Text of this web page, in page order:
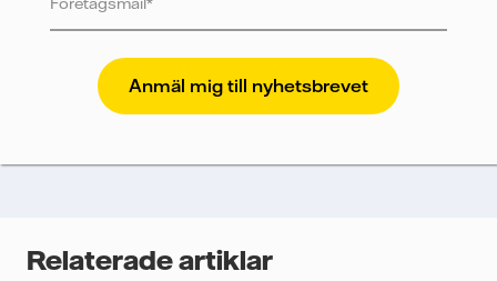
Vattenfall skyddar och respekterar din integritet. För
att Vattenfalls storföretagsförsäljning ska kunna
skicka nyhetsbrevet till dig, behöver vi dina uppgifter.
analysera deras prestanda, inklusive
tredje part, och du kan när som helst återkalla ditt
Relaterade artiklar